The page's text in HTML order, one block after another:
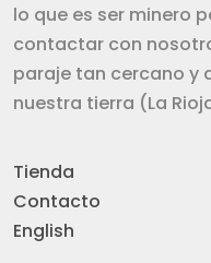
lo que es ser minero
contactar con
paraje tan cercano y
nuestra tierra (La
Tienda
Contacto
English